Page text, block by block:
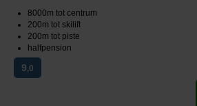
8000m tot centrum
200m tot skilift
200m tot piste
halfpension
9,0